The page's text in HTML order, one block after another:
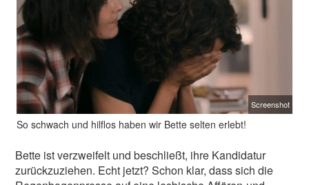
Screenshot
So schwach und hilflos haben wir Bette selten erlebt!
Bette ist verzweifelt und beschließt, ihre Kandidatur
zurückzuziehen. Echt jetzt? Schon klar, dass sich die